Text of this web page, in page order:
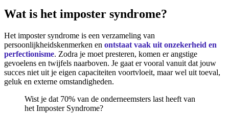
Wat is het imposter syndrome?
Het imposter syndrome is een verzameling van
persoonlijkheidskenmerken en ontstaat vaak uit onzekerheid en
perfectionisme. Zodra je moet presteren, komen er angstige
gevoelens en twijfels naarboven. Je gaat er vooral vanuit dat jouw
succes niet uit je eigen capaciteiten voortvloeit, maar wel uit toeval,
geluk en externe omstandigheden.
Wist je dat 70% van de onderneemsters last heeft van
het Imposter Syndrome?